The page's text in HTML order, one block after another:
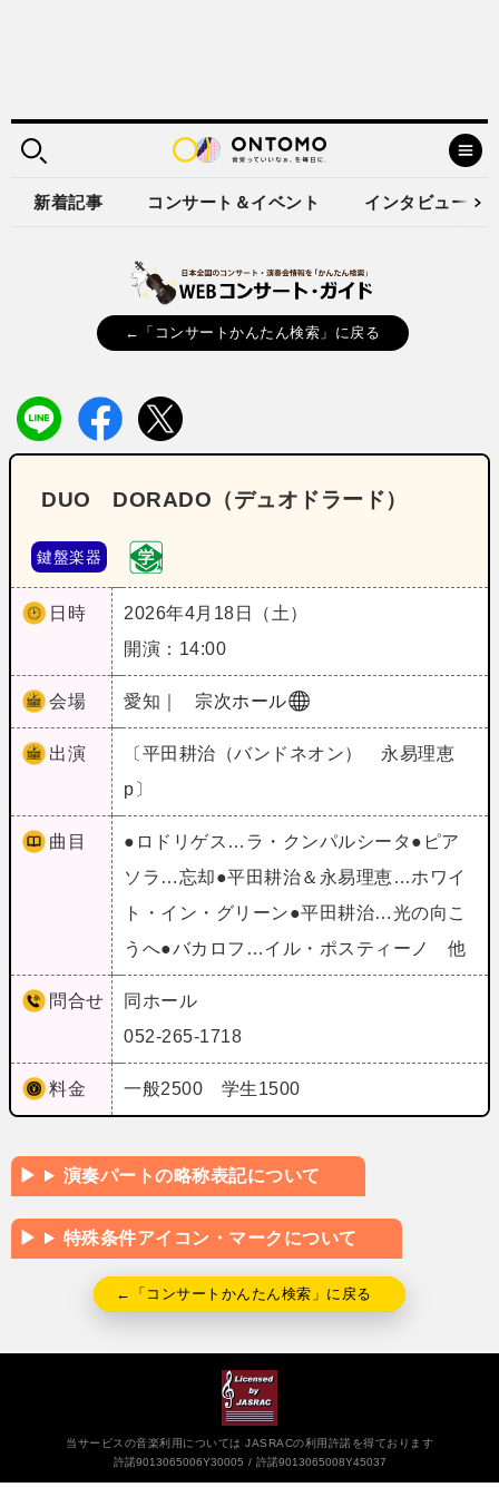
新着記事 コンサート＆イベント インタビュー
←「コンサートかんたん検索」に戻る
DUO DORADO（デュオドラード）
鍵盤楽器
日時
2026年4月18日（土）
開演：14:00
会場 愛知｜ 宗次ホール
出演
〔平田耕治（バンドネオン） 永易理恵
p〕
曲目
●ロドリゲス…ラ・クンパルシータ●ピア
ソラ…忘却●平田耕治＆永易理恵…ホワイ
ト・イン・グリーン●平田耕治…光の向こ
うへ●バカロフ…イル・ポスティーノ 他
問合せ
同ホール
052-265-1718
料金 一般2500 学生1500
演奏パートの略称表記について
特殊条件アイコン・マークについて
←「コンサートかんたん検索」に戻る
当サービスの音楽利用については JASRACの利用許諾を得ております
許諾9013065006Y30005
許諾9013065008Y45037